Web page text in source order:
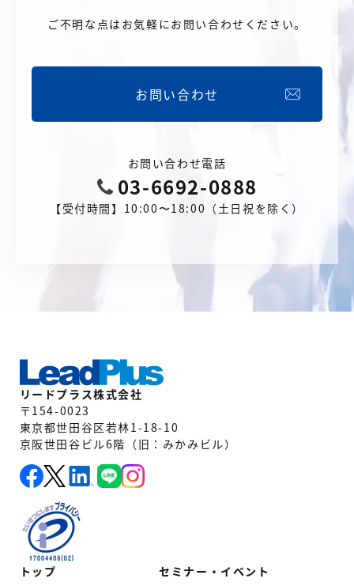
ご不明な点はお気軽にお問い合わせください。
お問い合わせ
お問い合わせ電話
03-6692-0888
【受付時間】10:00〜18:00（土日祝を除く）
トップ セミナー・イベント
リードプラス株式会社
〒154-0023
東京都世田谷区若林1-18-10
京阪世田谷ビル6階（旧：みかみビル）